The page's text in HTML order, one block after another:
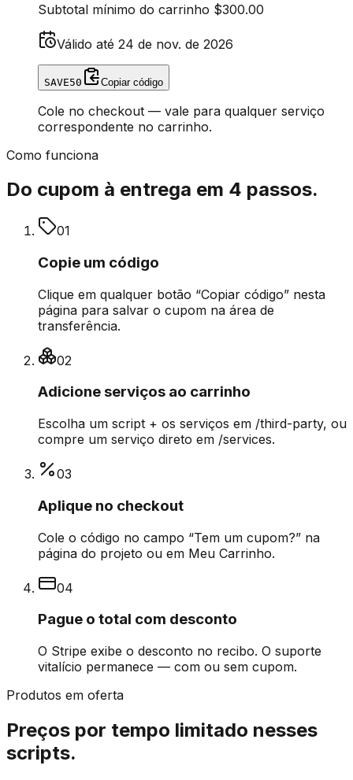
Subtotal mínimo do carrinho $300.00
Válido até 24 de nov. de 2026
SAVE50 Copiar código
Cole no checkout — vale para qualquer serviço
correspondente no carrinho.
Como funciona
Do cupom à entrega em 4 passos.
01
Copie um código
Clique em qualquer botão “Copiar código” nesta
página para salvar o cupom na área de
transferência.
02
Adicione serviços ao carrinho
Escolha um script + os serviços em /third-party, ou
compre um serviço direto em /services.
03
Aplique no checkout
Cole o código no campo “Tem um cupom?” na
página do projeto ou em Meu Carrinho.
04
Pague o total com desconto
O Stripe exibe o desconto no recibo. O suporte
vitalício permanece — com ou sem cupom.
Produtos em oferta
Preços por tempo limitado nesses
scripts.